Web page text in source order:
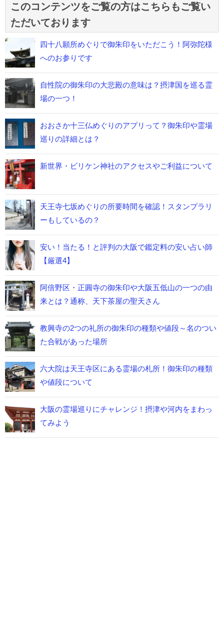
このコンテンツをご覧の方はこちらもご覧い
ただいております
四十八願所めぐりで御朱印をいただこう！阿弥陀様
へのお参りです
自性院の御朱印の大悲殿の意味は？摂津国を巡る霊
場の一つ！
おおさか十三仏めぐりのアプリって？御朱印や霊場
巡りの詳細とは？
新世界・ビリケン神社のアクセスやご利益について
天王寺七坂めぐりの所要時間を確認！スタンプラリ
ーもしているの？
安い！当たる！と評判の大阪で鑑定料の安い占い師
【厳選4】
阿倍野区・正圓寺の御朱印や大阪五低山の一つの由
来とは？通称、天下茶屋の聖天さん
教興寺の2つの礼所の御朱印の種類や値段～名のつい
た合戦があった場所
六大院は天王寺区にある霊場の札所！御朱印の種類
や値段について
大阪の霊場巡りにチャレンジ！摂津や河内をまわっ
てみよう